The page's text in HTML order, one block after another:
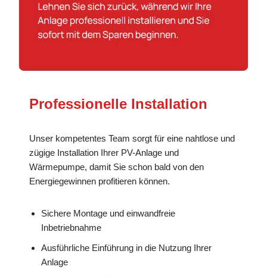
Professionelle Installation
Unser kompetentes Team sorgt für eine nahtlose und
zügige Installation Ihrer PV-Anlage und
Wärmepumpe, damit Sie schon bald von den
Energiegewinnen profitieren können.
Sichere Montage und einwandfreie
Inbetriebnahme
Ausführliche Einführung in die Nutzung Ihrer
Anlage